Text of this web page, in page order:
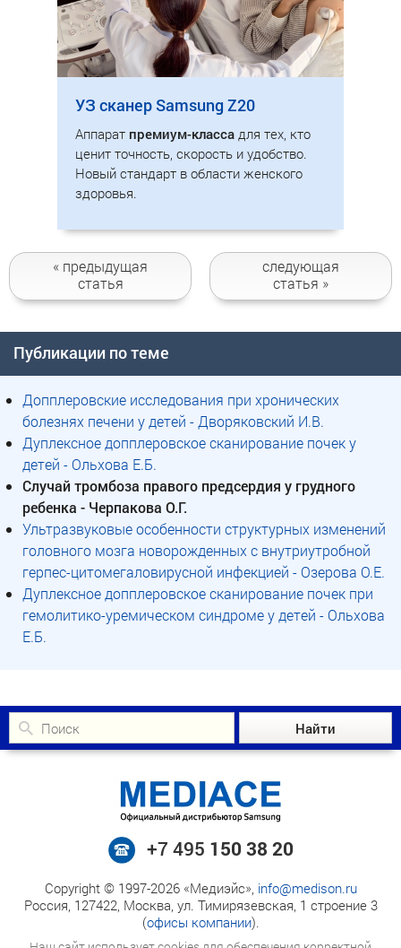
УЗ сканер Samsung Z20
Аппарат премиум-класса для тех, кто
ценит точность, скорость и удобство.
Новый стандарт в области женского
здоровья.
« предыдущая
статья
следующая
статья »
Публикации по теме
Допплеровские исследования при хронических
болезнях печени у детей - Дворяковский И.В.
Дуплексное допплеровское сканирование почек у
детей - Ольхова Е.Б.
Случай тромбоза правого предсердия у грудного
ребенка - Черпакова О.Г.
Ультразвуковые особенности структурных изменений
головного мозга новорожденных с внутриутробной
герпес-цитомегаловирусной инфекцией - Озерова О.Е.
Дуплексное допплеровское сканирование почек при
гемолитико-уремическом синдроме у детей - Ольхова
Е.Б.
+7 495 150 38 20
Copyright © 1997-2026 «Медиэйс», info@medison.ru
Россия, 127422, Москва, ул. Тимирязевская, 1 строение 3
(офисы компании).